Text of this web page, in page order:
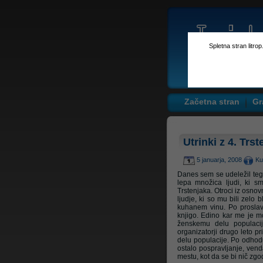
Spletna stran
Začetna stran
Utrinki z 4.
5 januarja, 2008
Danes sem se udeležil
lepa množica ljudi, ki
Trstenjaka. Otroci iz
ljudje, ki so mu bili zelo
kuhanem vinu. Po
knjigo. Edino kar me je
ženskemu delu
organizatorji drugo leto
delu populacije. Po
ostalo pospravljanje,
mestu, kot da se bi nič